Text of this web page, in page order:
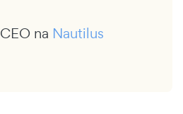
na Nautilus